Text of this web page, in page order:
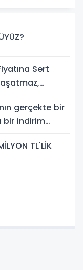
Sert
gerçekte bir
bir indirim
TL'LİK